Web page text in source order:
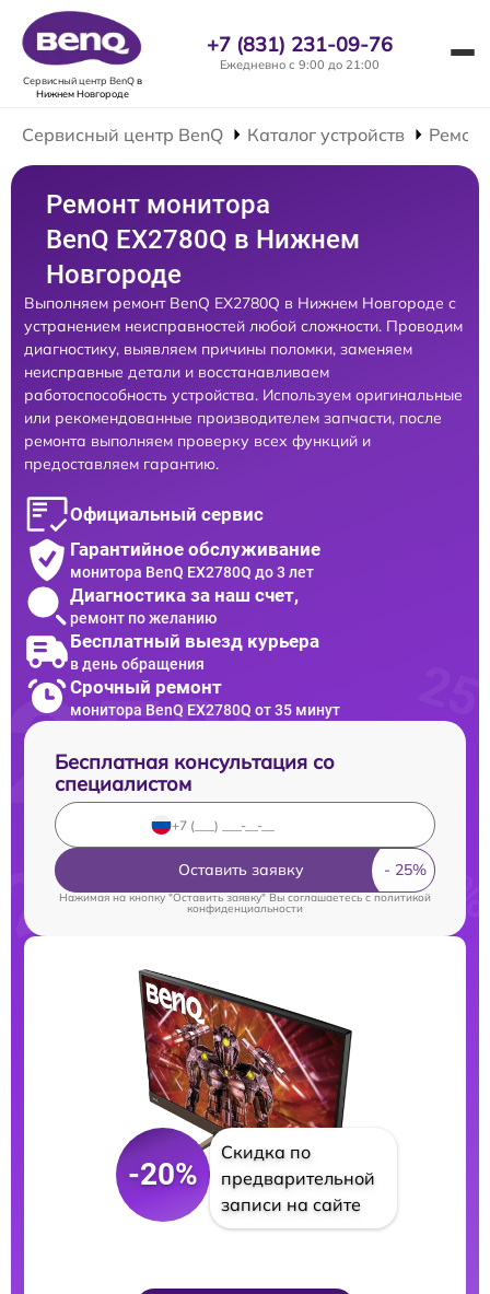
Сервисный центр BenQв
Нижнем Новгороде
+7 (831) 231-09-76
Ежедневно с 9:00 до 21:00
Сервисный центр BenQ Каталог устройств
Ремонт монитора
BenQ EX2780Q в Нижнем
Новгороде
Выполняем ремонт BenQ EX2780Q в Нижнем Новгороде с
устранением неисправностей любой сложности. Проводим
диагностику, выявляем причины поломки, заменяем
неисправные детали и восстанавливаем
работоспособность устройства. Используем оригинальные
или рекомендованные производителем запчасти, после
ремонта выполняем проверку всех функций и
предоставляем гарантию.
Официальный сервис
Гарантийное обслуживание
монитора BenQ EX2780Q до 3 лет
Диагностика за наш счет,
ремонт по желанию
Бесплатный выезд курьера
в день обращения
Срочный ремонт
монитора BenQ EX2780Q от 35 минут
Бесплатная консультация со
специалистом
Оставить заявку
Нажимая на кнопку "Оставить заявку" Вы соглашаетесь cполитикой
конфиденциальности
-20%
Скидка по
предварительной
записи на сайте